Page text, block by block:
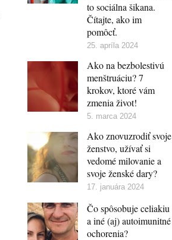
to sociálna šikana.
Čítajte, ako im
pomôcť.
25. apríla 2024
Ako na bezbolestivú
menštruáciu? 7
krokov, ktoré vám
zmenia život!
5. marca 2024
Ako znovuzrodiť svoje
ženstvo, užívať si
vedomé milovanie a
svoje ženské dary?
17. januára 2024
Čo spôsobuje celiakiu
a iné (aj) autoimunitné
ochorenia?